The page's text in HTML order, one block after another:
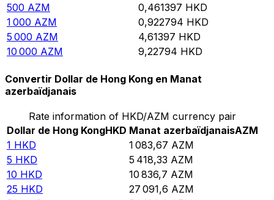
500 AZM 0,461397 HKD
1 000 AZM 0,922794 HKD
5 000 AZM 4,61397 HKD
10 000 AZM 9,22794 HKD
Convertir Dollar de Hong Kong en Manat
azerbaïdjanais
Rate information of HKD/AZM currency pair
Dollar de Hong KongHKD Manat azerbaïdjanaisAZM
1 HKD 1 083,67 AZM
5 HKD 5 418,33 AZM
10 HKD 10 836,7 AZM
25 HKD 27 091,6 AZM